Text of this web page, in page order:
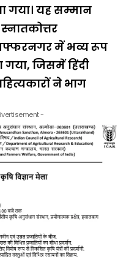
गया। यह सम्मान
में भव्य रूप
जिसमें हिंदी
ने भाग
-